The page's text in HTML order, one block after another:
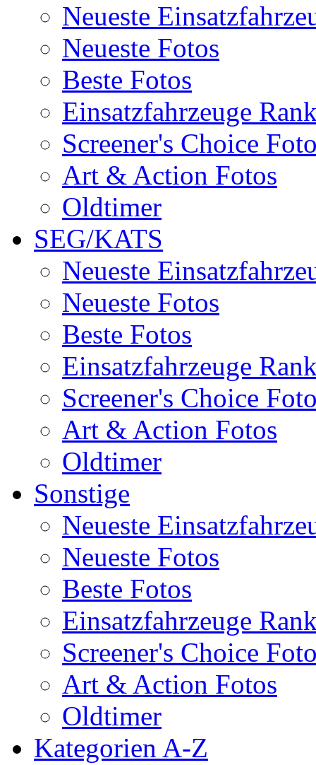
Neueste
Neueste Fotos
Beste Fotos
Einsatzfahrzeuge
Screener's Choice
Art & Action Fotos
Oldtimer
SEG/KATS
Neueste
Neueste Fotos
Beste Fotos
Einsatzfahrzeuge
Screener's Choice
Art & Action Fotos
Oldtimer
Sonstige
Neueste
Neueste Fotos
Beste Fotos
Einsatzfahrzeuge
Screener's Choice
Art & Action Fotos
Oldtimer
Kategorien A-Z